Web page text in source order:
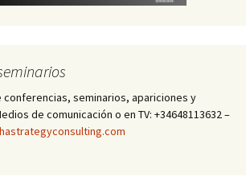
conferencias, seminarios, apariciones y
de comunicación o en TV: +34648113632 –